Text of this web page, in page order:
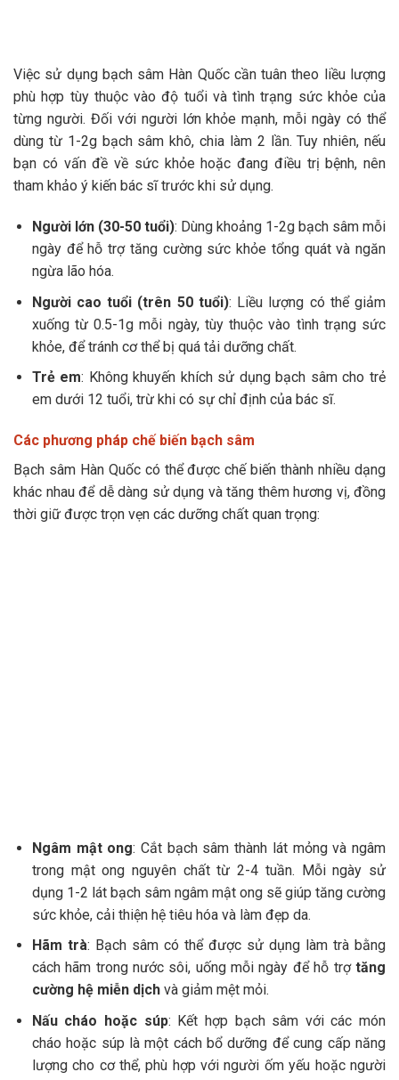
Việc sử dụng bạch sâm Hàn Quốc cần tuân theo liều lượng
phù hợp tùy thuộc vào độ tuổi và tình trạng sức khỏe của
từng người. Đối với người lớn khỏe mạnh, mỗi ngày có thể
dùng từ 1-2g bạch sâm khô, chia làm 2 lần. Tuy nhiên, nếu
bạn có vấn đề về sức khỏe hoặc đang điều trị bệnh, nên
tham khảo ý kiến bác sĩ trước khi sử dụng.
Người lớn (30-50 tuổi): Dùng khoảng 1-2g bạch sâm mỗi
ngày để hỗ trợ tăng cường sức khỏe tổng quát và ngăn
ngừa lão hóa.
Người cao tuổi (trên 50 tuổi): Liều lượng có thể giảm
xuống từ 0.5-1g mỗi ngày, tùy thuộc vào tình trạng sức
khỏe, để tránh cơ thể bị quá tải dưỡng chất.
Trẻ em: Không khuyến khích sử dụng bạch sâm cho trẻ
em dưới 12 tuổi, trừ khi có sự chỉ định của bác sĩ.
Các phương pháp chế biến bạch sâm
Bạch sâm Hàn Quốc có thể được chế biến thành nhiều dạng
khác nhau để dễ dàng sử dụng và tăng thêm hương vị, đồng
thời giữ được trọn vẹn các dưỡng chất quan trọng:
Ngâm mật ong: Cắt bạch sâm thành lát mỏng và ngâm
trong mật ong nguyên chất từ 2-4 tuần. Mỗi ngày sử
dụng 1-2 lát bạch sâm ngâm mật ong sẽ giúp tăng cường
sức khỏe, cải thiện hệ tiêu hóa và làm đẹp da.
Hãm trà: Bạch sâm có thể được sử dụng làm trà bằng
cách hãm trong nước sôi, uống mỗi ngày để hỗ trợ tăng
cường hệ miễn dịchvà giảm mệt mỏi.
Nấu cháo hoặc súp: Kết hợp bạch sâm với các món
cháo hoặc súp là một cách bổ dưỡng để cung cấp năng
lượng cho cơ thể, phù hợp với người ốm yếu hoặc người